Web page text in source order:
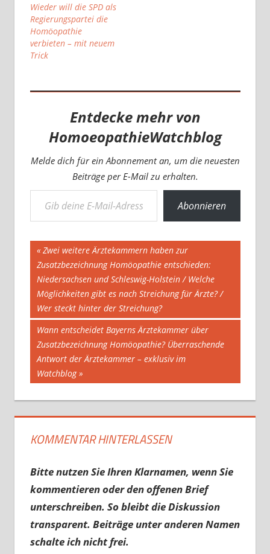
Wieder will die SPD als
Regierungspartei die
Homöopathie
verbieten – mit neuem
Trick
Entdecke mehr von
HomoeopathieWatchblog
Melde dich für ein Abonnement an, um die neuesten
Beiträge per E-Mail zu erhalten.
Gib deine E-Mail-Adresse ein ...
Abonnieren
Beitragsnavigation
Vorheriger
Beitrag:
Zwei weitere Ärztekammern haben zur
Zusatzbezeichnung Homöopathie entschieden:
Niedersachsen und Schleswig-Holstein / Welche
Möglichkeiten gibt es nach Streichung für Ärzte? /
Wer steckt hinter der Streichung?
Nächster
Beitrag:
Wann entscheidet Bayerns Ärztekammer über
Zusatzbezeichnung Homöopathie? Überraschende
Antwort der Ärztekammer – exklusiv im
Watchblog
KOMMENTAR HINTERLASSEN
Bitte nutzen Sie Ihren Klarnamen, wenn Sie
kommentieren oder den offenen Brief
unterschreiben. So bleibt die Diskussion
transparent. Beiträge unter anderen Namen
schalte ich nicht frei.